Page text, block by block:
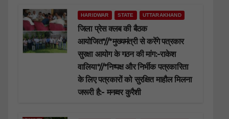
HARIDWAR STATE UTTARAKHAND
जिला प्रेस क्लब की बैठक
आयोजित*//*मुख्यमंत्री से करेंगे पत्रकार
सुरक्षा आयोग के गठन की मांग:-राकेश
वालिया*//*निष्पक्ष और निर्भीक पत्रकारिता
के लिए पत्रकारों को सुरक्षित माहौल मिलना
जरूरी है:- मनव्वर कुरैशी